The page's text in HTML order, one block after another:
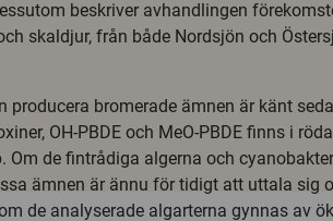
beskriver avhandlingen
skaldjur, från både Nordsjön och
producera bromerade ämnen är känt
OH-PBDE och MeO-PBDE finns i
Om de fintrådiga algerna och
ämnen är ännu för tidigt att uttala sig
de analyserade algarterna gynnas av